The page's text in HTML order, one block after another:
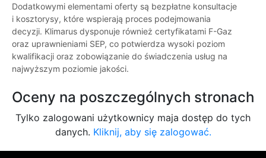
Dodatkowymi elementami oferty są bezpłatne konsultacje
i kosztorysy, które wspierają proces podejmowania
decyzji. Klimarus dysponuje również certyfikatami F-Gaz
oraz uprawnieniami SEP, co potwierdza wysoki poziom
kwalifikacji oraz zobowiązanie do świadczenia usług na
najwyższym poziomie jakości.
Oceny na poszczególnych stronach
Tylko zalogowani użytkownicy maja dostęp do tych
danych. Kliknij, aby się zalogować.